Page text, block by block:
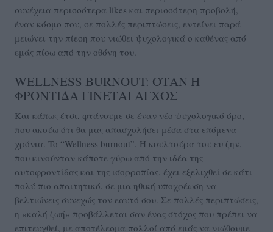
συνέχεια περισσότερα likes και περισσότερη προβολή,
έναν κόσμο που, σε πολλές περιπτώσεις, εντείνει παρά
μειώνει την πίεση που νιώθει ψυχολογικά ο καθένας από
εμάς πίσω από την οθόνη του.
WELLNESS BURNOUT: ΟΤΑΝ Η
ΦΡΟΝΤΙΔΑ ΓΙΝΕΤΑΙ ΑΓΧΟΣ
Και κάπως έτσι, φτάνουμε σε έναν νέο ψυχολογικό όρο,
που ακούω ότι θα μας απασχολήσει μέσα στα επόμενα
χρόνια. To “Wellness burnout”. Η κουλτούρα του ευ ζην,
που κινούνταν κάποτε γύρω από την ιδέα της
αυτοφροντίδας και της ισορροπίας, έχει εξελιχθεί σε κάτι
πολύ πιο απαιτητικό, σε μια ηθική υποχρέωση να
βελτιώνεις συνεχώς τον εαυτό σου. Σε πολλές περιπτώσεις,
η «καλή ζωή» προβάλλεται σαν ένας στόχος που πρέπει να
επιτευχθεί, με αποτέλεσμα πολλοί από εμάς να νιώθουμε